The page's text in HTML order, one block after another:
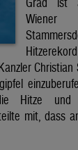
Christian
Hitze und
mit, dass